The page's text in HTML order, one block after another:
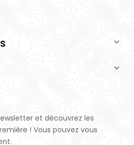


et découvrez les
! Vous pouvez vous